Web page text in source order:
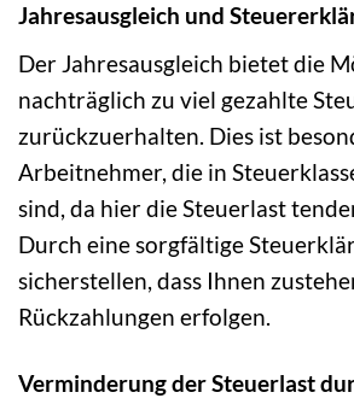
Jahresausgleich und
Der Jahresausgleich bietet die
nachträglich zu viel gezahlte
zurückzuerhalten. Dies ist
Arbeitnehmer, die in
sind, da hier die Steuerlast
Durch eine sorgfältige
sicherstellen, dass Ihnen
Rückzahlungen erfolgen.
Verminderung der Steuerlast